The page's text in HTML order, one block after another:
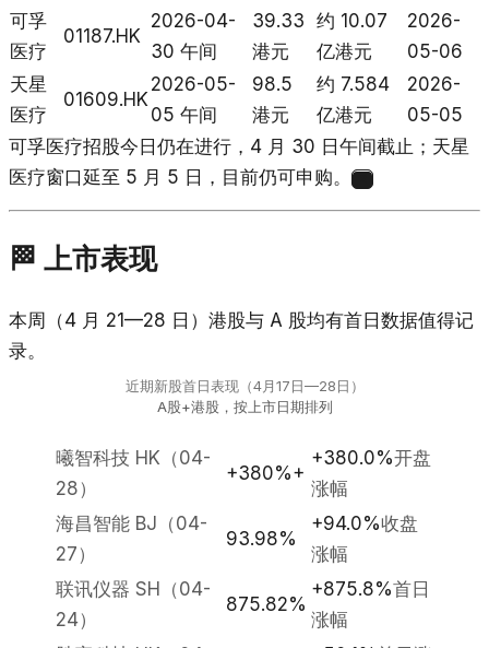
可孚
医疗
01187.HK
2026-04-
30 午间
39.33
港元
约 10.07
亿港元
2026-
05-06
天星
医疗
01609.HK
2026-05-
05 午间
98.5
港元
约 7.584
亿港元
2026-
05-05
可孚医疗招股今日仍在进行，4 月 30 日午间截止；天星
医疗窗口延至 5 月 5 日，目前仍可申购。
🏁 上市表现
本周（4 月 21—28 日）港股与 A 股均有首日数据值得记
录。
近期新股首日表现（4月17日—28日）
A股+港股，按上市日期排列
曦智科技 HK（04-
28）
+380%+
+380.0%开盘
涨幅
海昌智能 BJ（04-
27）
93.98%
+94.0%收盘
涨幅
联讯仪器 SH（04-
24）
875.82%
+875.8%首日
涨幅